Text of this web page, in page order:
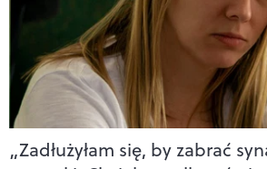
„Zadłużyłam się, by zabrać